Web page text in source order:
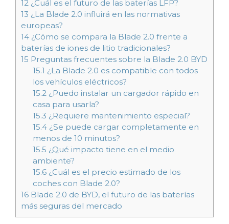
12 ¿Cuál es el futuro de las baterías LFP?
13 ¿La Blade 2.0 influirá en las normativas
europeas?
14 ¿Cómo se compara la Blade 2.0 frente a
baterías de iones de litio tradicionales?
15 Preguntas frecuentes sobre la Blade 2.0 BYD
15.1 ¿La Blade 2.0 es compatible con todos
los vehículos eléctricos?
15.2¿Puedo instalar un cargador rápido en
casa para usarla?
15.3 ¿Requiere mantenimiento especial?
15.4¿Se puede cargar completamente en
menos de 10 minutos?
15.5 ¿Qué impacto tiene en el medio
ambiente?
15.6¿Cuál es el precio estimado de los
coches con Blade 2.0?
16 Blade 2.0 de BYD, el futuro de las baterías
más seguras del mercado